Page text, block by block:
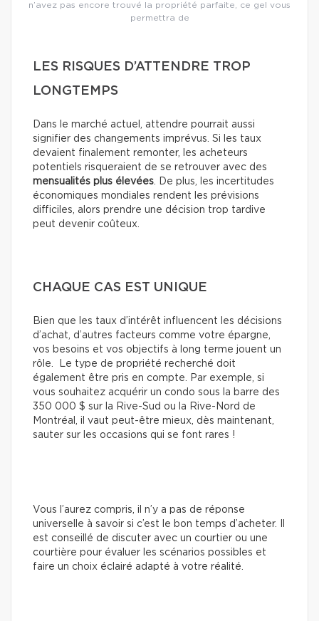
n’avez pas encore trouvé la propriété parfaite, ce gel vous
permettra de
LES RISQUES D’ATTENDRE TROP
LONGTEMPS
Dans le marché actuel, attendre pourrait aussi
signifier des changements imprévus. Si les taux
devaient finalement remonter, les acheteurs
potentiels risqueraient de se retrouver avec des
mensualités plus élevées. De plus, les incertitudes
économiques mondiales rendent les prévisions
difficiles, alors prendre une décision trop tardive
peut devenir coûteux.
CHAQUE CAS EST UNIQUE
Bien que les taux d’intérêt influencent les décisions
d’achat, d’autres facteurs comme votre épargne,
vos besoins et vos objectifs à long terme jouent un
rôle. Le type de propriété recherché doit
également être pris en compte. Par exemple, si
vous souhaitez acquérir un condo sous la barre des
350 000 $ sur la Rive-Sud ou la Rive-Nord de
Montréal, il vaut peut-être mieux, dès maintenant,
sauter sur les occasions qui se font rares !
Vous l’aurez compris, il n’y a pas de réponse
universelle à savoir si c’est le bon temps d’acheter. Il
est conseillé de discuter avec un courtier ou une
courtière pour évaluer les scénarios possibles et
faire un choix éclairé adapté à votre réalité.